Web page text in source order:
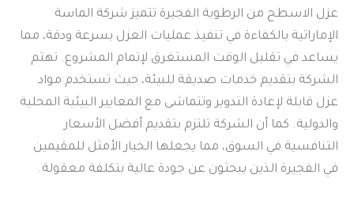
عزل الاسطح من الرطوبة الفجيرة تتميز شركة الماسة
الإماراتية بالكفاءة في تنفيذ عمليات العزل بسرعة ودقة، مما
يساعد في تقليل الوقت المستغرق لإتمام المشروع. تهتم
الشركة بتقديم خدمات صديقة للبيئة، حيث تستخدم مواد
عزل قابلة لإعادة التدوير وتتماشى مع المعايير البيئية المحلية
والدولية. كما أن الشركة تلتزم بتقديم أفضل الأسعار
التنافسية في السوق، مما يجعلها الخيار الأمثل للمقيمين
في الفجيرة الذين يبحثون عن جودة عالية بتكلفة معقولة.